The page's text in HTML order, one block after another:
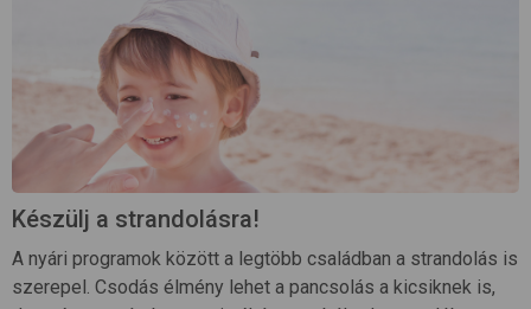
Készülj a strandolásra!
A nyári programok között a legtöbb családban a strandolás is
szerepel. Csodás élmény lehet a pancsolás a kicsiknek is,